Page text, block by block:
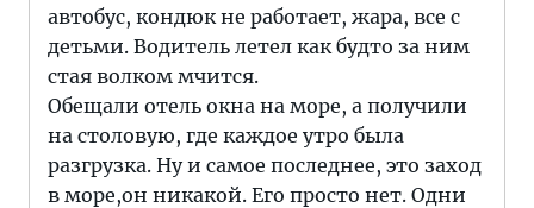
автобус, кондюк не работает, жара, все с
детьми. Водитель летел как будто за ним
стая волком мчится.
Обещали отель окна на море, а получили
на столовую, где каждое утро была
разгрузка. Ну и самое последнее, это заход
в море,он никакой. Его просто нет. Одни